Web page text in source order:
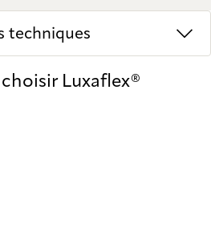
techniques
Luxaflex®